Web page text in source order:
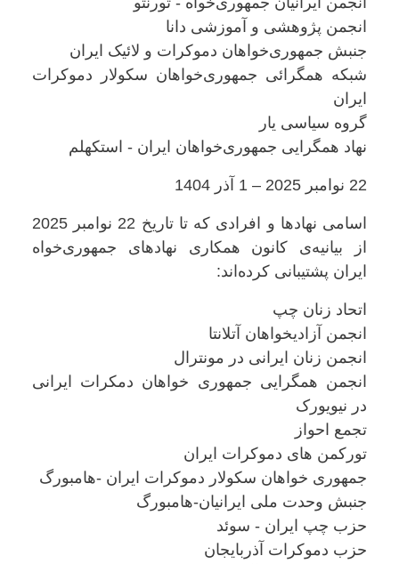
انجمن پژوهشی و آموزشی دانا
جنبش جمهوری‌خواهان دموکرات و لائیک ایران
شبکه همگرائی جمهوری‌خواهان سکولار دموکرات
ایران
گروه سیاسی یار
نهاد همگرایی جمهوری‌خواهان ایران - استکهلم
اسامی نهادها و افرادی که تا تاریخ 22 نوامبر 2025
از بیانیه‌ی کانون همکاری نهادهای جمهوری‌خواه
ایران پشتیبانی کرده‌اند:
اتحاد زنان چپ
انجمن آزادیخواهان آتلانتا
انجمن زنان ایرانی در‌ مونترال
انجمن همگرایی جمهوری خواهان دمکرات ایرانی
در نیویورک
تجمع احواز
تورکمن های دموکرات ایران
جمهوری خواهان سکولار دموکرات ایران -هامبورگ
جنبش وحدت ملی ایرانیان-هامبورگ
حزب چپ ایران - سوئد
حزب دموکرات آذربایجان